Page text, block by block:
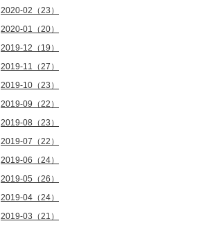
2020-02（23）
2020-01（20）
2019-12（19）
2019-11（27）
2019-10（23）
2019-09（22）
2019-08（23）
2019-07（22）
2019-06（24）
2019-05（26）
2019-04（24）
2019-03（21）